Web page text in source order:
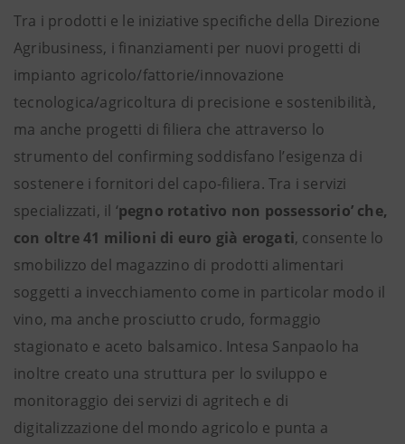
Tra i prodotti e le iniziative specifiche della Direzione
Agribusiness, i finanziamenti per nuovi progetti di
impianto agricolo/fattorie/innovazione
tecnologica/agricoltura di precisione e sostenibilità,
ma anche progetti di filiera che attraverso lo
strumento del confirming soddisfano l’esigenza di
sostenere i fornitori del capo-filiera. Tra i servizi
specializzati, il ‘pegno rotativo non possessorio’ che,
con oltre 41 milioni di euro già erogati, consente lo
smobilizzo del magazzino di prodotti alimentari
soggetti a invecchiamento come in particolar modo il
vino, ma anche prosciutto crudo, formaggio
stagionato e aceto balsamico. Intesa Sanpaolo ha
inoltre creato una struttura per lo sviluppo e
monitoraggio dei servizi di agritech e di
digitalizzazione del mondo agricolo e punta a